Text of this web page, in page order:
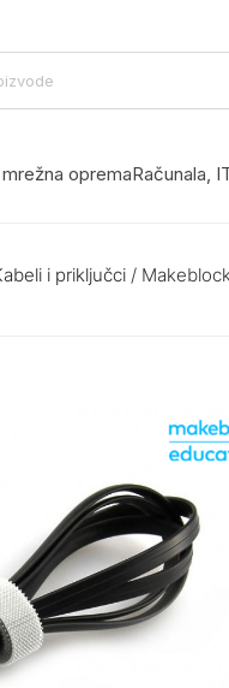
opremaRačunala,
i priključci /